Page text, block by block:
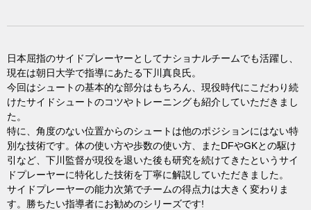
日本屈指のサイドプレーヤーとしてナショナルチームでも活躍し、
現在は朝日大学で指導にあたる下川真良氏。
今回はシュートの基本的な部分はもちろん、現役時代にこだわり続
けたサイドシュートのコツやトレーニングも紹介していただきまし
た。
特に、角度のない位置からのシュートは他のポジションにはない特
別な技術です。体の使い方や歩数の使い方、またDFやGKとの駆け
引など、下川監督が現役を退いた後も研究を続けてきたというサイ
ドプレーヤーに特化した技術を丁寧に解説していただきました。
サイドプレーヤーの能力次第でチームの得点力は大きく変わりま
す。勝ちたい指導者にお勧めのシリーズです!